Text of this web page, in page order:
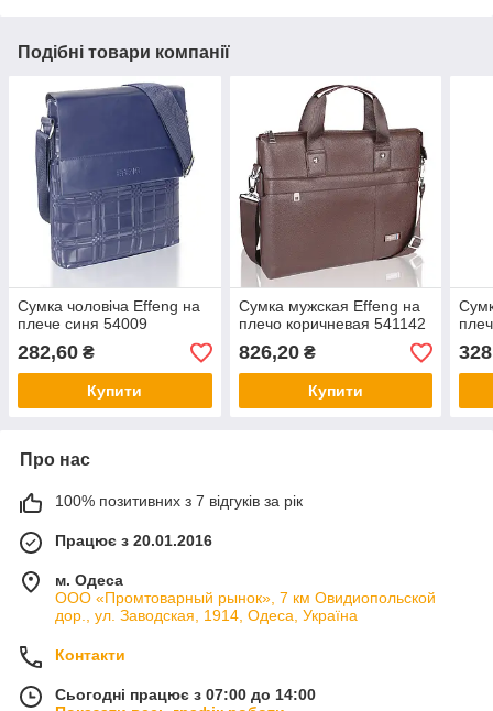
Подібні товари компанії
Сумка чоловіча Effeng на
плече синя 54009
282,60 ₴
Купити
Сумка мужская Effeng на
плечо коричневая 541142
826,20₴
Купити
Про нас
100% позитивних з 7 відгуків за рік
Працює з 20.01.2016
м. Одеса
ООО «Промтоварный рынок», 7 км Овидиопольской
дор., ул. Заводская, 1914, Одеса, Україна
Контакти
Сьогодні працює з 07:00 до 14:00